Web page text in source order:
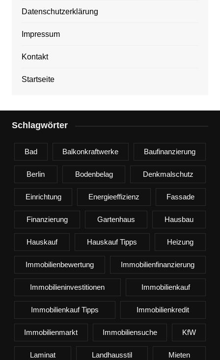
Datenschutzerklärung
Impressum
Kontakt
Startseite
Schlagwörter
Bad Balkonkraftwerke Baufinanzierung
Berlin Bodenbelag Denkmalschutz
Einrichtung Energieeffizienz Fassade
Finanzierung Gartenhaus Hausbau
Hauskauf Hauskauf Tipps Heizung
Immobilienbewertung Immobilienfinanzierung
Immobilieninvestitionen Immobilienkauf
Immobilienkauf Tipps Immobilienkredit
Immobilienmarkt Immobiliensuche KfW
Laminat Landhausstil Mieten